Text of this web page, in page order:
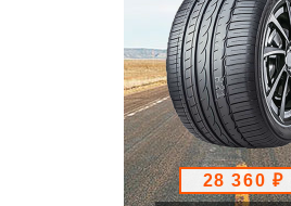
28 360 ₽